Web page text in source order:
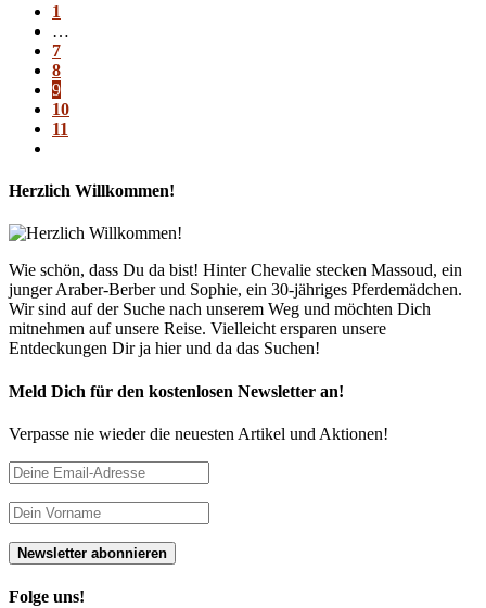
1
…
7
8
9
10
11
Herzlich Willkommen!
Wie schön, dass Du da bist! Hinter Chevalie stecken Massoud, ein
junger Araber-Berber und Sophie, ein 30-jähriges Pferdemädchen.
Wir sind auf der Suche nach unserem Weg und möchten Dich
mitnehmen auf unsere Reise. Vielleicht ersparen unsere
Entdeckungen Dir ja hier und da das Suchen!
Meld Dich für den kostenlosen Newsletter an!
Verpasse nie wieder die neuesten Artikel und Aktionen!
Folge uns!